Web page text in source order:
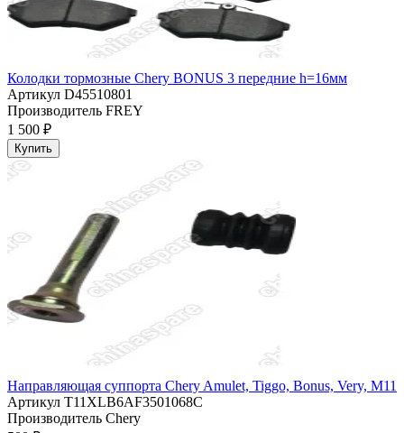
Колодки тормозные Chery BONUS 3 передние h=16мм
Артикул D45510801
Производитель FREY
1 500 ₽
Купить
Направляющая суппорта Chery Amulet, Tiggo, Bonus, Very, M11
Артикул T11XLB6AF3501068C
Производитель Chery